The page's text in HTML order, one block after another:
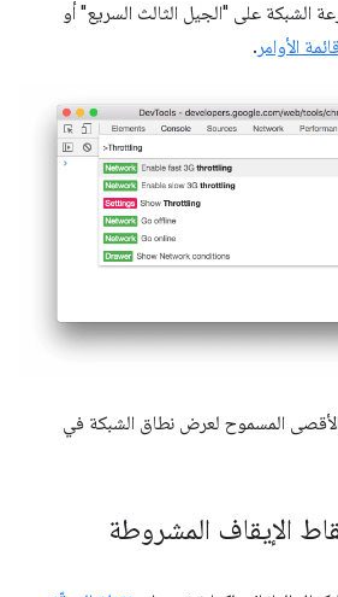
الشبكة على "الجيل الثالث السريع" أو
قائمة الأوامر .
المسموح لعرض نطاق الشبكة في
الإيقاف المشروطة